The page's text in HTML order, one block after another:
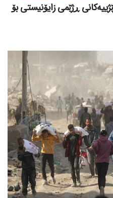
ڕژێمی زایۆنیستی بۆ